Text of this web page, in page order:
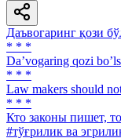
Даъвогаринг қози
* * *
Daʼvogaring qozi
* * *
Law makers should
* * *
Кто законы пишет,
#тўғрилик ва